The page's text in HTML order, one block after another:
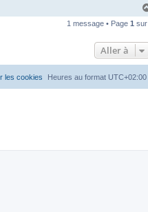
1 message • Page 1 sur
Aller à
Heures au format UTC+02:00
les cookies